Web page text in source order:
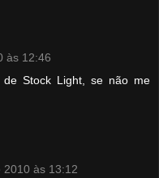
às 12:46
de Stock Light, se não me
2010 às 13:12